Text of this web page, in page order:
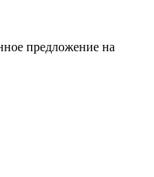
предложение на